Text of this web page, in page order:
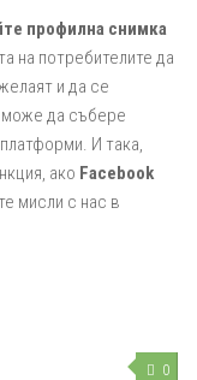
профилна снимка
на потребителите да
и да се
може да събере
И така,
ако Facebook
мисли с нас в
0